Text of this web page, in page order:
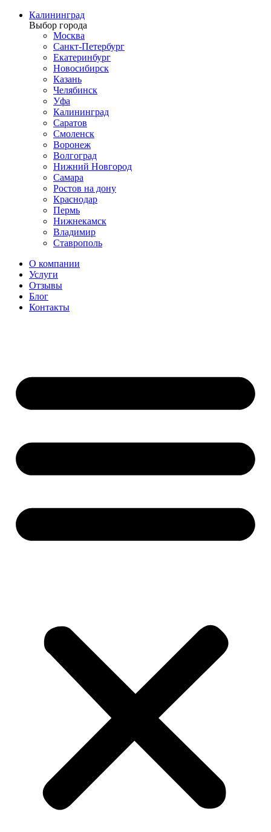
Калининград
Выбор города
Москва
Санкт-Петербург
Екатеринбург
Новосибирск
Казань
Челябинск
Уфа
Калининград
Саратов
Смоленск
Воронеж
Волгоград
Нижний Новгород
Самара
Ростов на дону
Краснодар
Пермь
Нижнекамск
Владимир
Ставрополь
О компании
Услуги
Отзывы
Блог
Контакты